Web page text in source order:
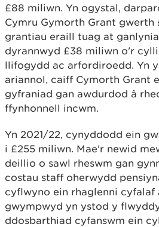
£88 miliwn. Yn ogystal,
Cymru Gymorth Grant gwerth
grantiau eraill tuag at
dyrannwyd £38 miliwn o'r
llifogydd ac arfordiroedd. Yn
ariannol, caiff Cymorth Grant
gyfraniad gan awdurdod â
ffynhonnell incwm.
Yn 2021/22, cynyddodd ein
i £255 miliwn. Mae'r newid
deillio o sawl rheswm gan
costau staff oherwydd
cyflwyno ein rhaglenni cyfalaf
gwympwyd yn ystod y
ddosbarthiad cyfanswm ein